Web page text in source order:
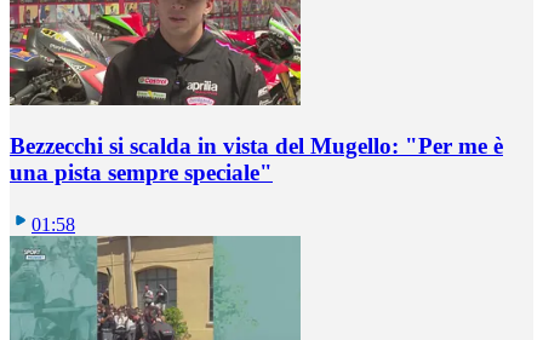
Bezzecchi si scalda in vista del Mugello: "Per me è
una pista sempre speciale"
01:58